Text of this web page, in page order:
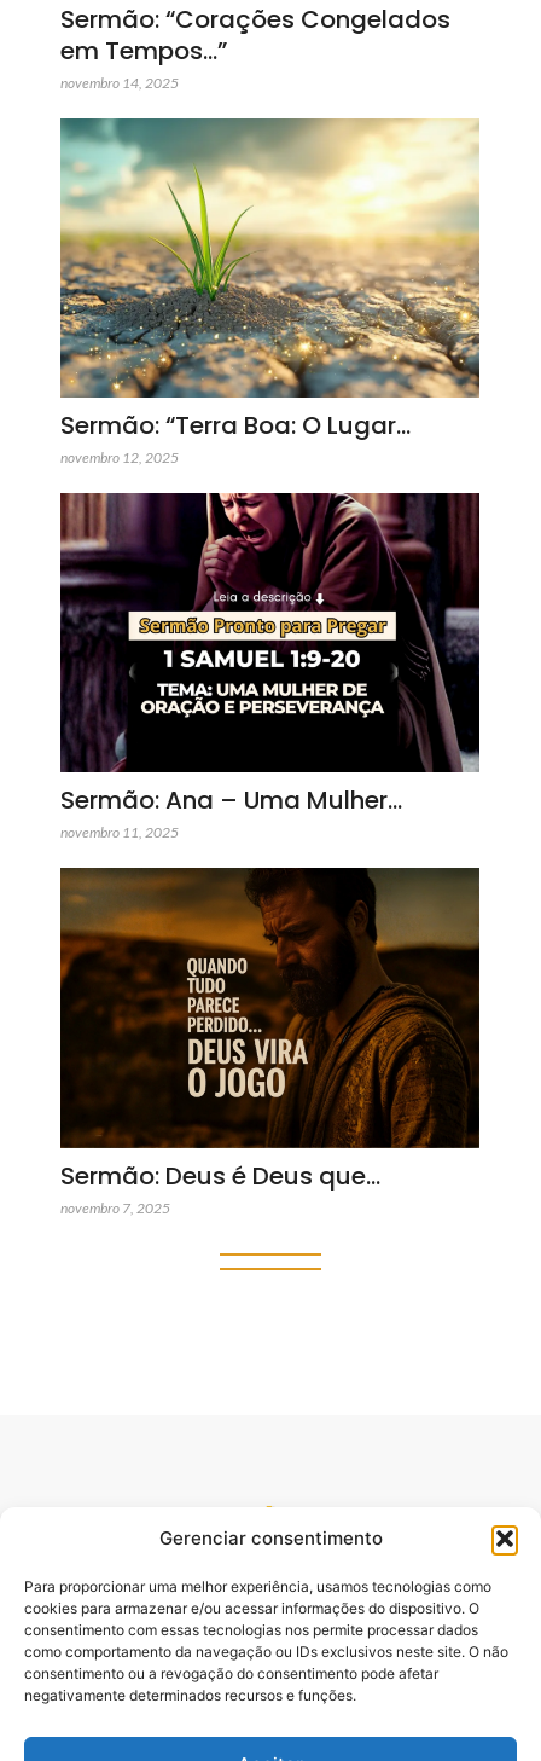
Gerenciar consentimento
Para proporcionar uma melhor experiência, usamos tecnologias como
cookies para armazenar e/ou acessar informações do dispositivo. O
consentimento com essas tecnologias nos permite processar dados
como comportamento da navegação ou IDs exclusivos neste site. O não
consentimento ou a revogação do consentimento pode afetar
negativamente determinados recursos e funções.
Sermão: “Corações Congelados
em Tempos…”
novembro 14, 2025
Sermão: “Terra Boa: O Lugar…
novembro 12, 2025
Sermão: Ana – Uma Mulher…
novembro 11, 2025
Sermão: Deus é Deus que…
novembro 7, 2025
Site oficial do pré lançamento do Livro Desbloqueando o
Emanuel Batista,.